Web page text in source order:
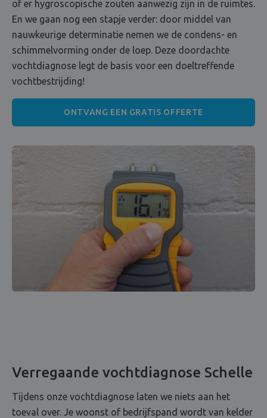
of er hygroscopische zouten aanwezig zijn in de ruimtes.
En we gaan nog een stapje verder: door middel van
nauwkeurige determinatie nemen we de condens- en
schimmelvorming onder de loep. Deze doordachte
vochtdiagnose legt de basis voor een doeltreffende
vochtbestrijding!
ONTVANG EEN GRATIS OFFERTE
Verregaande vochtdiagnose Schelle
Tijdens onze vochtdiagnose laten we niets aan het
toeval over. Je woonst of bedrijfspand wordt van kelder